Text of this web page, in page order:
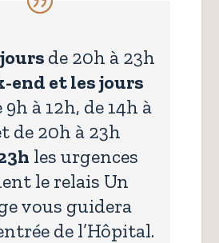
de 20h à 23h
end et les jours
9h à 12h, de 14h à
de 20h à 23h
les urgences
le relais Un
vous guidera
de l’Hôpital.